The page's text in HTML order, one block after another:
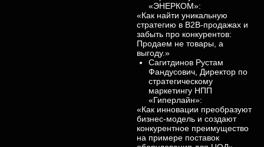
«ЭНЕРКОМ»:
«Как найти уникальную
стратегию в B2B-продажах и
забыть про конкурентов:
Продаем не товары, а
выгоду.»
Сагитдинов Рустам
Фандусович, Директор по
стратегическому
маркетингу НПП
«Гиперлайн»:
«Как инновации преобразуют
бизнес-модель и создают
конкурентное преимущество
на примере поставок